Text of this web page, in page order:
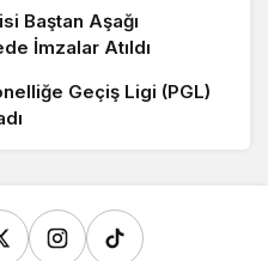
Baştan Aşağı
İmzalar Atıldı
Geçiş Ligi (PGL)